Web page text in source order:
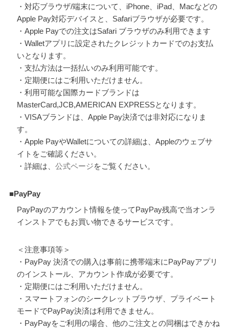
・対応ブラウザ/端末について、iPhone、iPad、Macなどの
Apple Pay対応デバイスと、Safariブラウザが必要です。
・Apple Payでの注文はSafari ブラウザのみ利用できます
・Walletアプリに設定されたクレジットカードでのお支払
いとなります。
・支払方法は一括払いのみ利用可能です。
・定期便にはご利用いただけません。
・利用可能な国際カードブランドは
MasterCard,JCB,AMERICAN EXPRESSとなります。
・VISAブランドは、Apple Pay決済では非対応になりま
す。
・Apple PayやWalletについての詳細は、Appleのウェブサ
イトをご確認ください。
・詳細は、 公式ページをご覧ください。
■PayPay
PayPayのアカウント情報を使ってPayPay残高で当オンラ
インストアでもお買い物できるサービスです。
＜注意事項等＞
・PayPay 決済での購入は事前に携帯端末にPayPayアプリ
のインストール、アカウント作成が必要です。
・定期便にはご利用いただけません。
・スマートフォンのシークレットブラウザ、プライベート
モードでPayPay決済は利用できません。
・PayPayをご利用の場合、他のご注文との同梱はできかね